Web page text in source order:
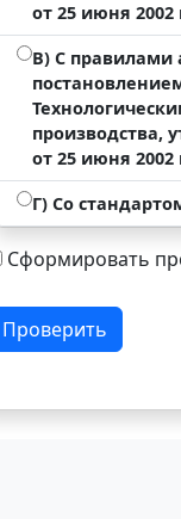
от 25 июня 2002
В) С правилами
производства,
от 25 июня 2002
Г) Со
Сформировать
Проверить